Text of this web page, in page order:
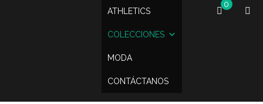
ATHLETICS
COLECCIONES
MODA
CONTÁCTANOS
0